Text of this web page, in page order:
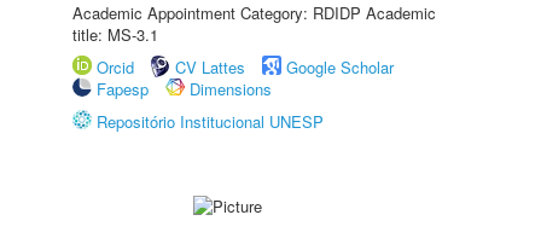
Academic Appointment Category: RDIDP Academic
title: MS-3.1
Orcid
CV Lattes
Google Scholar
Fapesp
Dimensions
Repositório Institucional UNESP